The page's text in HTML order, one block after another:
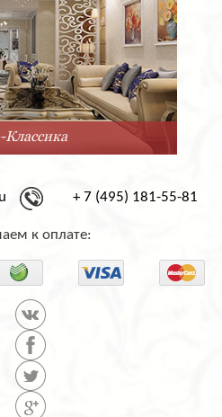
Минимализм
+ 7 (495) 181-55-81
к оплате: